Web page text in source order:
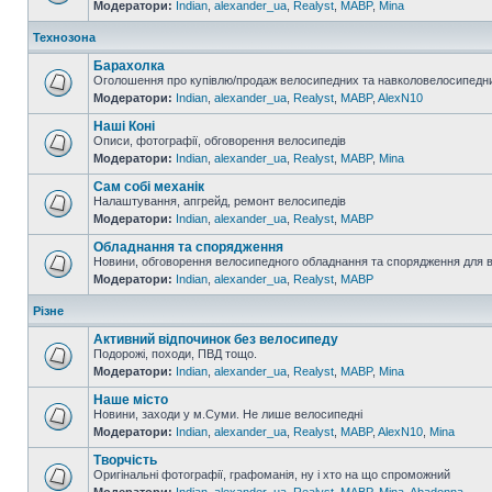
Модератори: Indian alexander_ua Realyst MABP, Mina
Технозона
Барахолка
Оголошення про купівлю/продаж велосипедних та
Модератори: Indian alexander_ua Realyst MABP, AlexN10
Наші Коні
Описи, фотографії, обговорення велосипедів
Модератори: Indian alexander_ua Realyst MABP, Mina
Сам собі механік
Налаштування, апгрейд, ремонт велосипедів
Модератори: Indian alexander_ua Realyst MABP
Обладнання та спорядження
Новини, обговорення велосипедного обладнання та спорядження для
Модератори: Indian alexander_ua Realyst MABP
Різне
Активний відпочинок без велосипеду
Подорожі, походи, ПВД тощо.
Модератори: Indian alexander_ua Realyst MABP, Mina
Наше місто
Новини, заходи у м.Суми. Не лише велосипедні
Модератори: Indian alexander_ua Realyst MABP, AlexN10 Mina
Творчість
Оригінальні фотографії, графоманія, ну і хто на що спроможний